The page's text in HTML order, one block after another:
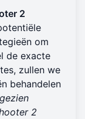
2
om
de exacte
zullen we
behandelen
2